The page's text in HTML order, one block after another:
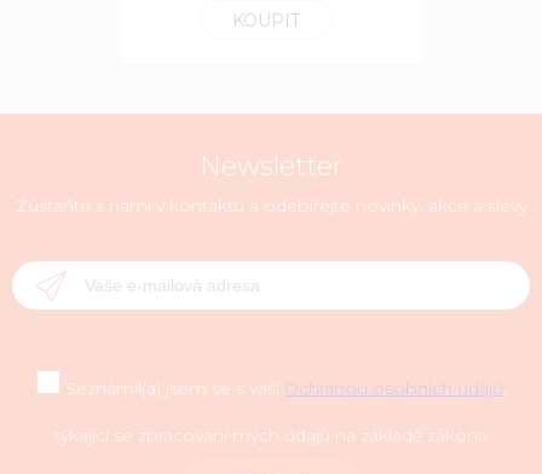
KOUPIT
Newsletter
Zůstaňte s námi v kontaktu a odebírejte novinky, akce a slevy
Seznámil(a) jsem se s vaší Ochranou osobních údajů,
týkající se zpracování mých údajů na základě zákona